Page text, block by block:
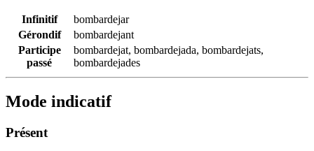
Infinitif
bombardejar
Gérondif
bombardejant
Participe
passé
bombardejat, bombardejada, bombardejats,
bombardejades
Mode indicatif
Présent